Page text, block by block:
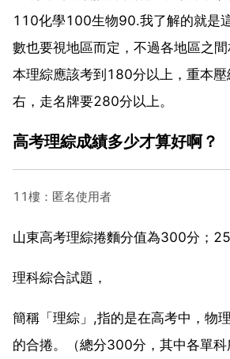
110化學100生物90.我了解的就是
數也要視地區而定，不過各地區之
本理綜應該考到180分以上，重本
右，走名牌要280分以上。
高考理綜成績多少才算好啊？
11樓：匿名使用者
山東高考理綜捲麵分值為300分；
理科綜合試題，
簡稱「理綜」,指的是在高考中，物
的合捲。（總分300分，其中各單